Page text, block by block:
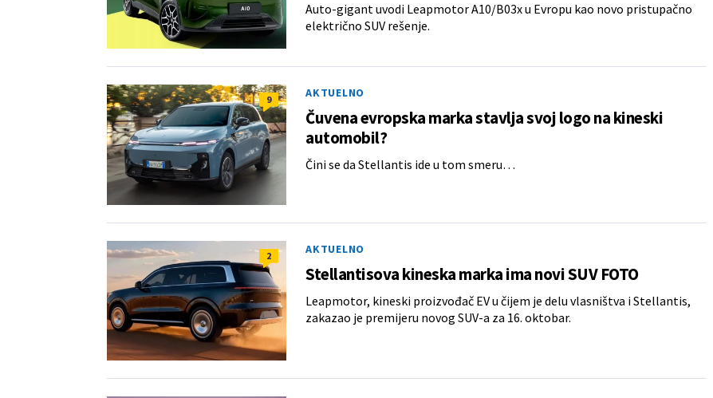
Auto-gigant uvodi Leapmotor A10/B03x u Evropu kao novo pristupačno
električno SUV rešenje.
9 AKTUELNO
Čuvena evropska marka stavlja svoj logo na kineski
automobil?
Čini se da Stellantis ide u tom smeru…
2 AKTUELNO
Stellantisova kineska marka ima novi SUV FOTO
Leapmotor, kineski proizvođač EV u čijem je delu vlasništva i Stellantis,
zakazao je premijeru novog SUV-a za 16. oktobar.